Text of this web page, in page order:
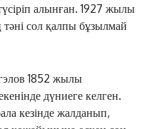
алынған. 1927 жылы
сол қалпы бұзылмай
1852 жылы
дүниеге келген.
кезінде жалданып,